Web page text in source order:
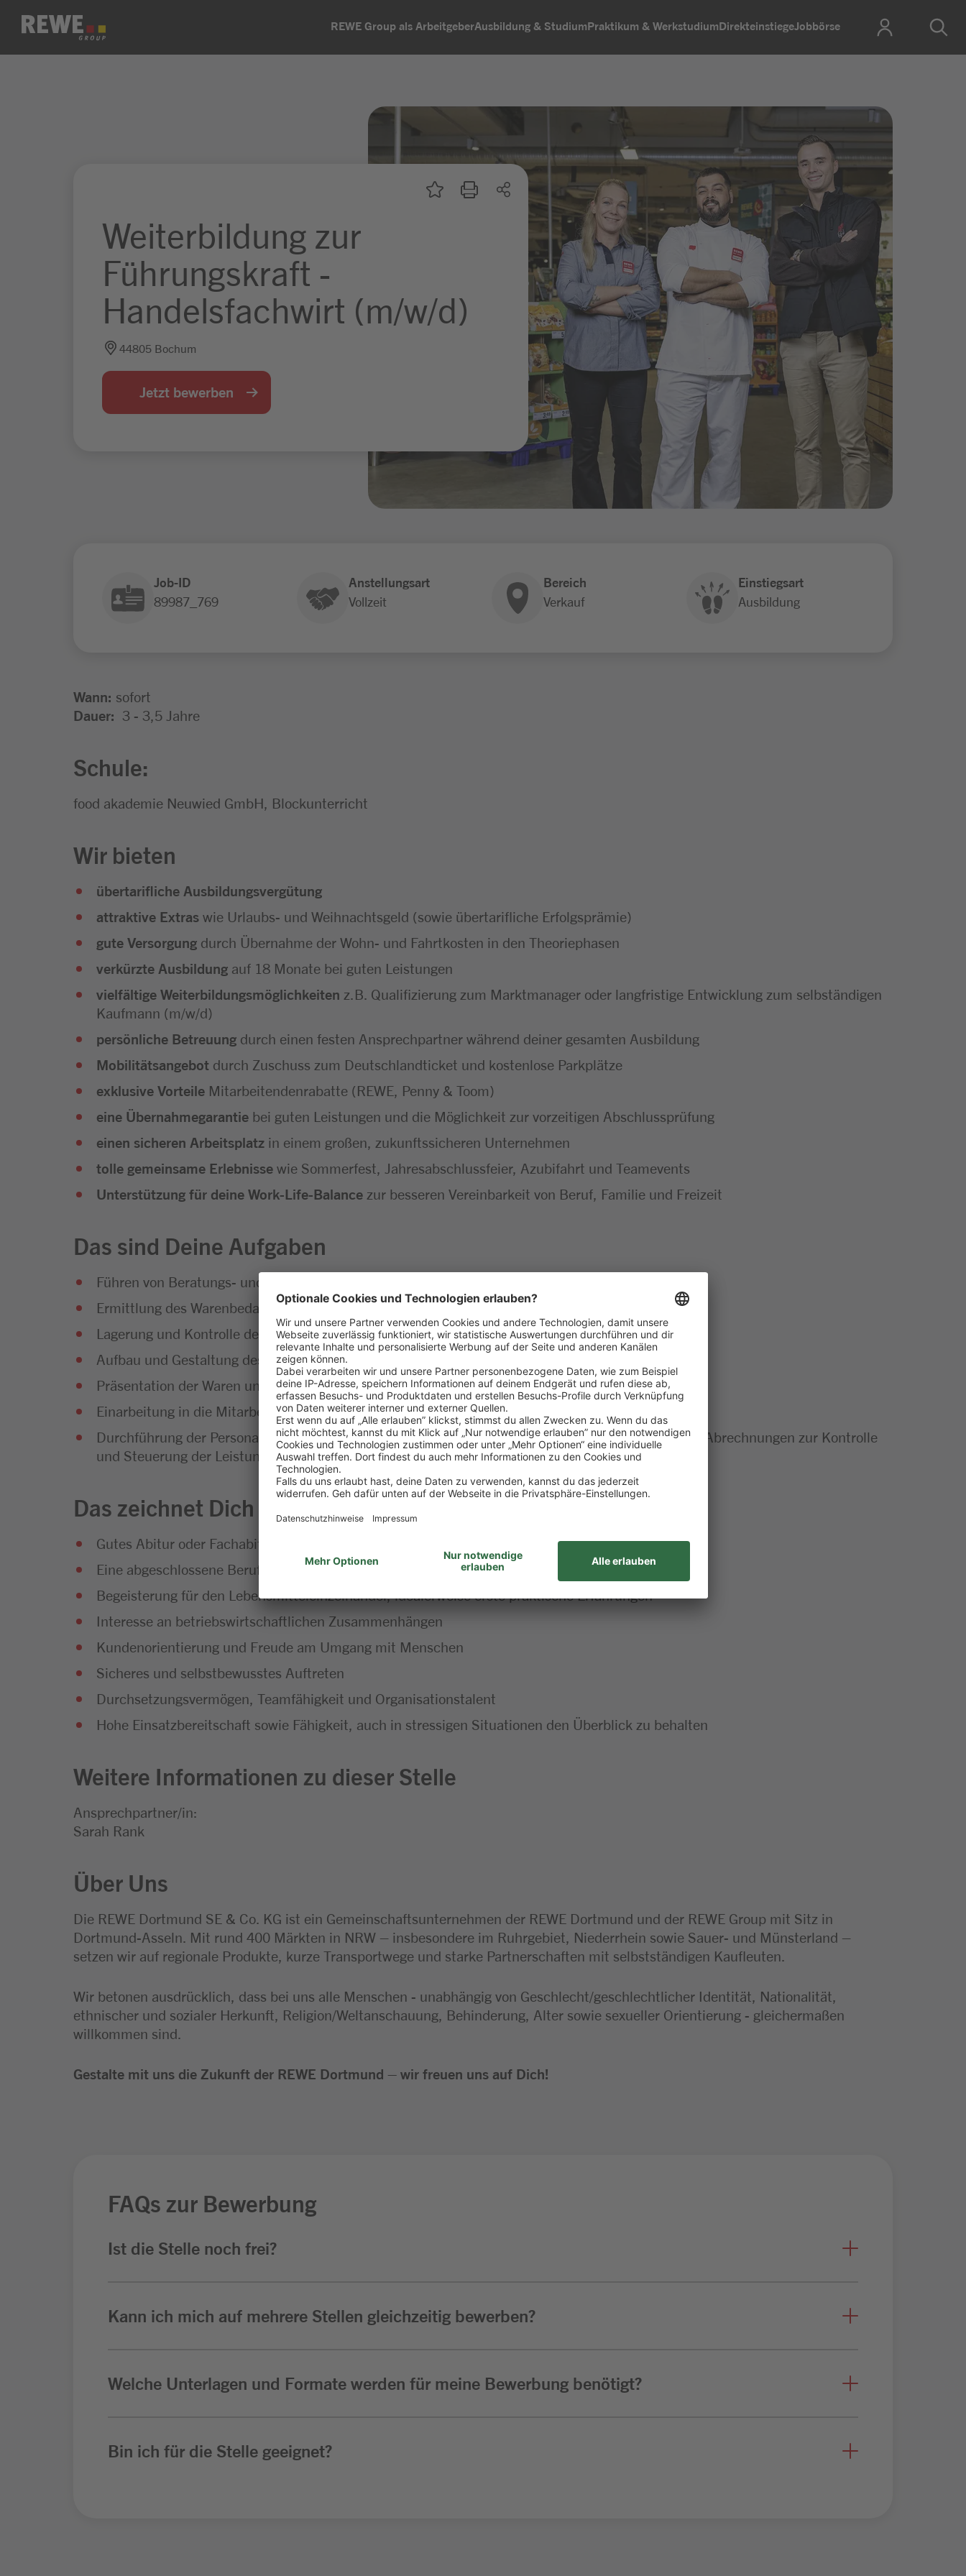
Zum Inhalt springen REWE Group als ArbeitgeberAusbildung & StudiumPraktikum & WerkstudiumDirekteinstiegeJobbörse
Weiterbildung zur
Führungskraft -
Handelsfachwirt (m/w/d)
44805 Bochum
Jetzt bewerben
Job-ID
89987_769
Anstellungsart
Vollzeit
Bereich
Verkauf
Einstiegsart
Ausbildung
Wann: sofort
Dauer: 3 - 3,5 Jahre
Schule:
food akademie Neuwied GmbH, Blockunterricht
Wir bieten
übertarifliche Ausbildungsvergütung
attraktive Extras wie Urlaubs- und Weihnachtsgeld (sowie übertarifliche Erfolgsprämie)
gute Versorgung durch Übernahme der Wohn- und Fahrtkosten in den Theoriephasen
verkürzte Ausbildung auf 18 Monate bei guten Leistungen
vielfältige Weiterbildungsmöglichkeiten z.B. Qualifizierung zum Marktmanager oder langfristige Entwicklung zum selbständigen
Kaufmann (m/w/d)
persönliche Betreuung durch einen festen Ansprechpartner während deiner gesamten Ausbildung
Mobilitätsangebot durch Zuschuss zum Deutschlandticket und kostenlose Parkplätze
exklusive Vorteile Mitarbeitendenrabatte (REWE, Penny & Toom)
eine Übernahmegarantie bei guten Leistungen und die Möglichkeit zur vorzeitigen Abschlussprüfung
einen sicheren Arbeitsplatz in einem großen, zukunftssicheren Unternehmen
tolle gemeinsame Erlebnisse wie Sommerfest, Jahresabschlussfeier, Azubifahrt und Teamevents
Unterstützung für deine Work-Life-Balance zur besseren Vereinbarkeit von Beruf, Familie und Freizeit
Das sind Deine Aufgaben
Führen von Beratungs- und Verkaufsgesprächen
Ermittlung des Warenbedarfs und Disposition der Ware
Lagerung und Kontrolle der Waren
Aufbau und Gestaltung des Warensortiments
Präsentation der Waren und Umsetzung von Verkaufsförderungsmaßnahmen
Einarbeitung in die Mitarbeiterführung
Durchführung der Personalplanung sowie Erstellung von Verkaufsstatistiken, Erfolgskontrollen und Abrechnungen zur Kontrolle
und Steuerung der Leistungsfähigkeit des Marktes
Das zeichnet Dich aus
Gutes Abitur oder Fachabitur
Eine abgeschlossene Berufsausbildung zum Kaufmann im Einzelhandel (m/w/d)
Begeisterung für den Lebensmitteleinzelhandel, idealerweise erste praktische Erfahrungen
Interesse an betriebswirtschaftlichen Zusammenhängen
Kundenorientierung und Freude am Umgang mit Menschen
Sicheres und selbstbewusstes Auftreten
Durchsetzungsvermögen, Teamfähigkeit und Organisationstalent
Hohe Einsatzbereitschaft sowie Fähigkeit, auch in stressigen Situationen den Überblick zu behalten
Weitere Informationen zu dieser Stelle
Ansprechpartner/in:
Sarah Rank
Über Uns
Die REWE Dortmund SE & Co. KG ist ein Gemeinschaftsunternehmen der REWE Dortmund und der REWE Group mit Sitz in
Dortmund-Asseln. Mit rund 400 Märkten in NRW – insbesondere im Ruhrgebiet, Niederrhein sowie Sauer- und Münsterland –
setzen wir auf regionale Produkte, kurze Transportwege und starke Partnerschaften mit selbstständigen Kaufleuten.
Wir betonen ausdrücklich, dass bei uns alle Menschen - unabhängig von Geschlecht/geschlechtlicher Identität, Nationalität,
ethnischer und sozialer Herkunft, Religion/Weltanschauung, Behinderung, Alter sowie sexueller Orientierung - gleichermaßen
willkommen sind.
Gestalte mit uns die Zukunft der REWE Dortmund – wir freuen uns auf Dich!
FAQs zur Bewerbung
Ist die Stelle noch frei?
Kann ich mich auf mehrere Stellen gleichzeitig bewerben?
Welche Unterlagen und Formate werden für meine Bewerbung benötigt?
Bin ich für die Stelle geeignet?